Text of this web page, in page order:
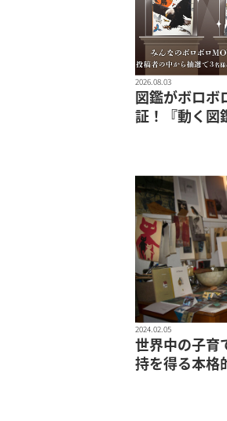
2026.08.03
図鑑がボロボ
証！『動く図
2024.02.05
世界中の子育
持を得る本格
『There are